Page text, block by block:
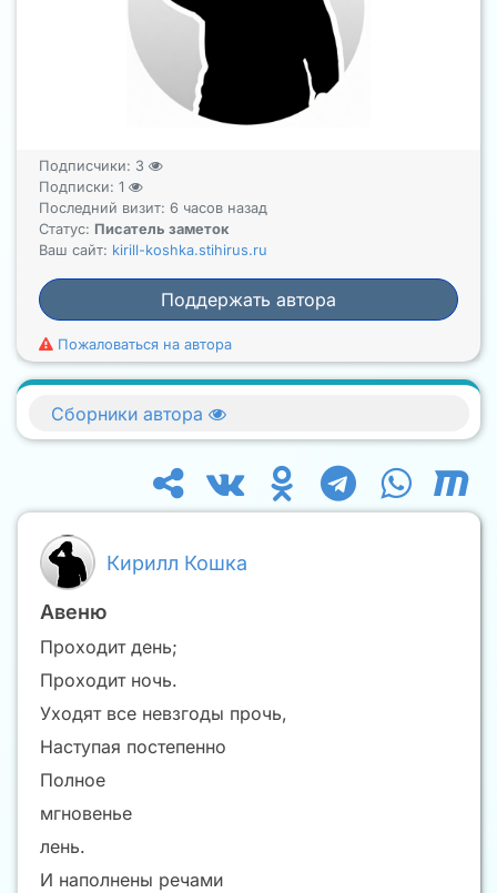
Подписчики: 3
Подписки: 1
Последний визит: 6 часов назад
Статус: Писатель заметок
Ваш сайт: kirill-koshka.stihirus.ru
Поддержать автора
Пожаловаться на автора
Кирилл Кошка
Авеню
Проходит день;
Проходит ночь.
Уходят все невзгоды прочь,
Наступая постепенно
Полное
мгновенье
лень.
И наполнены речами
Сборники автора